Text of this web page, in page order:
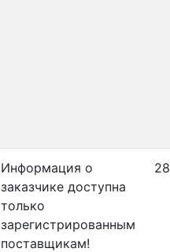
Информация о
заказчике доступна
только
зарегистрированным
поставщикам!